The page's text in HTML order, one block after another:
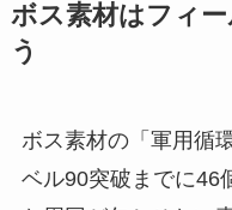
ボス素材はフィ
う
ボス素材の「軍用循
ベル90突破までに46